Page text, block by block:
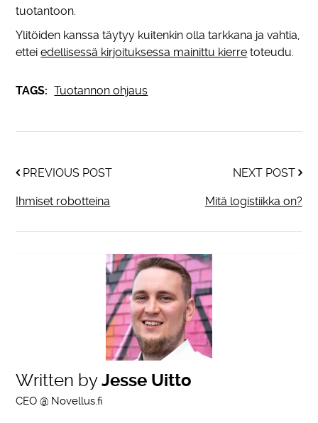
tuotantoon.
Ylitöiden kanssa täytyy kuitenkin olla tarkkana ja vahtia,
etteiedellisessä kirjoituksessa mainittu kierre toteudu.
TAGS: Tuotannon ohjaus
PREVIOUS POST
Ihmiset robotteina
NEXT POST
Mitä logistiikka on?
Written byJesse Uitto
CEO @ Novellus.fi